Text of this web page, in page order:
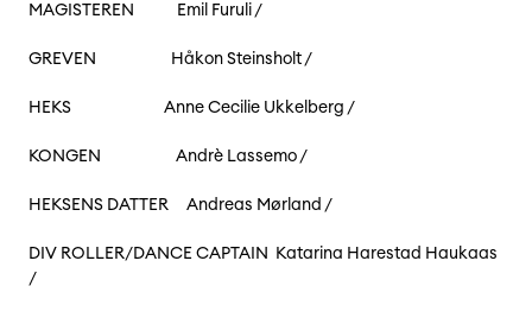
MAGISTEREN Emil Furuli /
GREVEN Håkon Steinsholt /
HEKS Anne Cecilie Ukkelberg /
KONGEN Andrè Lassemo /
HEKSENS DATTER Andreas Mørland /
DIV ROLLER/DANCE CAPTAIN Katarina Harestad Haukaas
/